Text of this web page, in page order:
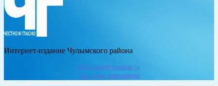
Интернет-издание Чулымского района
https://world-weather.ru
Погодные информеры